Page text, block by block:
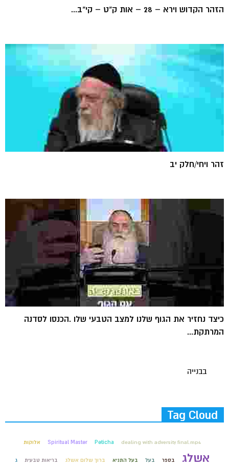
הזהר הקדוש וירא – 28 – אות ק"ט – קי"ב...
זהר ויחי/חלק יב
כיצד נחזיר את הגוף שלנו למצב הטבעי שלו .הכנסו לסדנה
המרתקת...
בבנייה
Tag Cloud
dealing with adversity final.mp4
Peticha
Spiritual Master אלוקות
אשלג בספר בעל בעל התניא ברוך שלום אשלג בריאות טבעית ג